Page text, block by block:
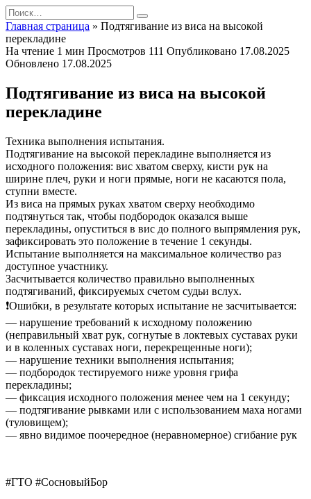
Перейти
к
содержанию
Search
for:
Главная страница » Подтягивание из виса на высокой
перекладине
На чтение 1 мин Просмотров 111 Опубликовано 17.08.2025
Обновлено 17.08.2025
Подтягивание из виса на высокой
перекладине
Техника выполнения испытания.
Подтягивание на высокой перекладине выполняется из
исходного положения: вис хватом сверху, кисти рук на
ширине плеч, руки и ноги прямые, ноги не касаются пола,
ступни вместе.
Из виса на прямых руках хватом сверху необходимо
подтянуться так, чтобы подбородок оказался выше
перекладины, опуститься в вис до полного выпрямления рук,
зафиксировать это положение в течение 1 секунды.
Испытание выполняется на максимальное количество раз
доступное участнику.
Засчитывается количество правильно выполненных
подтягиваний, фиксируемых счетом судьи вслух.
❗Ошибки, в результате которых испытание не засчитывается:
— нарушение требований к исходному положению
(неправильный хват рук, согнутые в локтевых суставах руки
и в коленных суставах ноги, перекрещенные ноги);
— нарушение техники выполнения испытания;
— подбородок тестируемого ниже уровня грифа
перекладины;
— фиксация исходного положения менее чем на 1 секунду;
— подтягивание рывками или с использованием маха ногами
(туловищем);
— явно видимое поочередное (неравномерное) сгибание рук
#ГТО #СосновыйБор